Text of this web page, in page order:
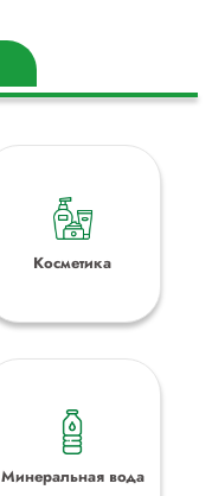
Косметика
Минеральная вода